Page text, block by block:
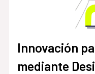
Innovación
mediante